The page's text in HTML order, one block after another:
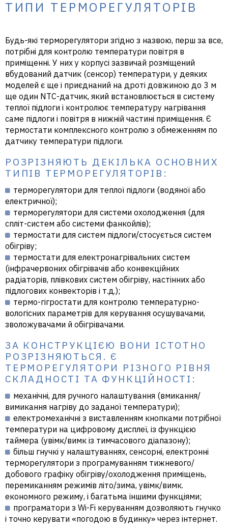
ТИПИ ТЕРМОРЕГУЛЯТОРІВ
Будь-які терморегулятори згідно з назвою, перш за все,
потрібні для контролю температури повітря в
приміщенні. У них у корпусі зазвичай розміщений
вбудований датчик (сенсор) температури, у деяких
моделей є ще і приєднаний на дроті довжиною до 3 м
ще один NTC-датчик, який встановлюється в систему
теплої підлоги і контролює температуру нагрівання
саме підлоги і повітря в нижній частині приміщення. Є
термостати комплексного контролю з обмеженням по
датчику температури підлоги.
РОЗРІЗНЯЮТЬ ДЕКІЛЬКА ОСНОВНИХ
ТИПІВ ТЕРМОРЕГУЛЯТОРІВ:
терморегулятори для теплої підлоги (водяної або
електричної);
терморегулятори для системи охолодження (для
спліт-систем або системи фанкойлів);
термостати для систем підлоги/стосується систем
обігріву;
термостати для електронагрівальних систем
(інфрачервоних обігрівачів або конвекційних
радіаторів, плівкових систем обігріву, настінних або
підлогових конвекторів і т.д.);
термо-гігростати для контролю температурно-
вологісних параметрів для керування осушувачами,
зволожувачами й обігрівачами.
ЗА КОНСТРУКЦІЄЮ ВОНИ ІСТОТНО
РОЗРІЗНЯЮТЬСЯ. Є
ТЕРМОРЕГУЛЯТОРИ РІЗНОГО РІВНЯ
СКЛАДНОСТІ ТА ФУНКЦІЙНОСТІ:
механічні, для ручного налаштування (вмикання/
вимикання нагріву до заданої температури);
електромеханічні з виставленням кнопками потрібної
температури на цифровому дисплеї, із функцією
таймера (увімк/вимк із тимчасового діапазону);
більш гнучкі у налаштуваннях, сенсорні, електронні
терморегулятори з програмуванням тижневого/
добового графіку обігріву/охолодження приміщень,
перемиканням режимів літо/зима, увімк/вимк.
економного режиму, і багатьма іншими функціями;
програматори з Wi-Fi керуванням дозволяють гнучко
і точно керувати «погодою в будинку» через інтернет.